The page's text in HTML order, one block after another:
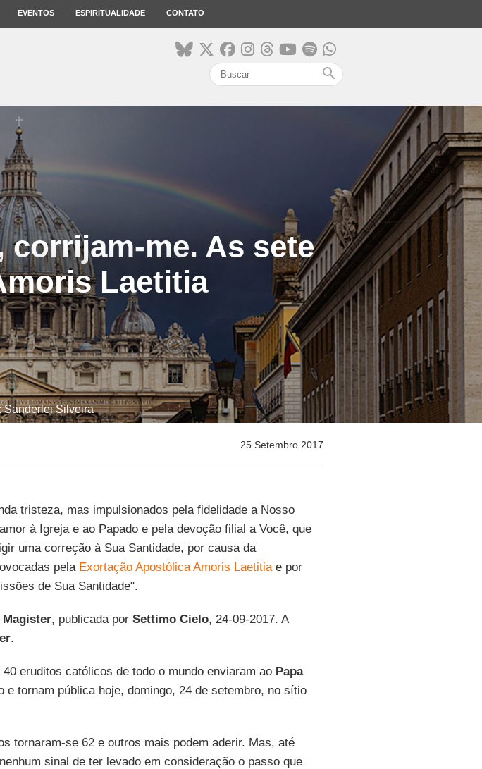
EVENTOS ESPIRITUALIDADE CONTATO
search
corrijam-me. As sete
Laetitia
Sanderlei Silveira
25 Setembro 2017
tristeza, mas impulsionados pela fidelidade a Nosso
à Igreja e ao Papado e pela devoção filial a Você, que
uma correção à Sua Santidade, por causa da
pela Exortação Apostólica Amoris Laetitiae por
de Sua Santidade".
Magister, publicada por Settimo Cielo, 24-09-2017. A
.
eruditos católicos de todo o mundo enviaram ao Papa
e tornam pública hoje, domingo, 24 de setembro, no sítio
tornaram-se 62 e outros mais podem aderir. Mas, até
sinal de ter levado em consideração o passo que